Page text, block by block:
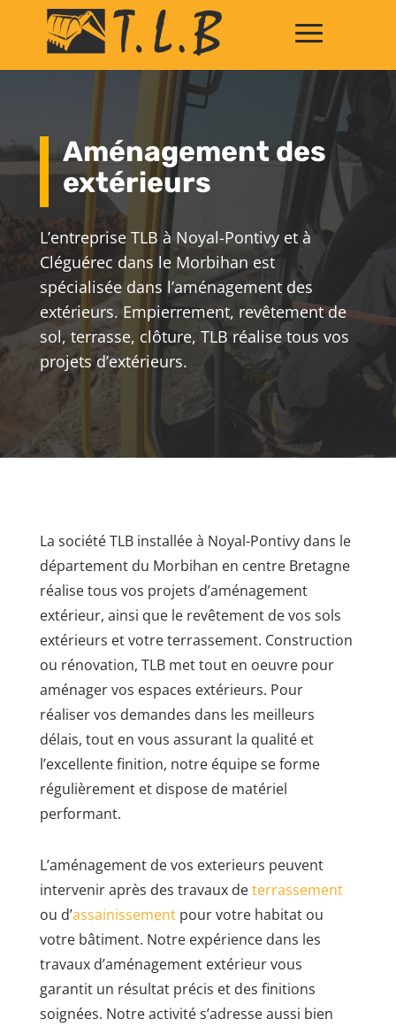
Aménagement des
extérieurs
L’entreprise TLB à Noyal-Pontivy et à
Cléguérec dans le Morbihan est
spécialisée dans l’aménagement des
extérieurs.Empierrement, revêtement de
sol, terrasse, clôture, TLB réalise tous vos
projets d’extérieurs.
La société TLB installée à Noyal-Pontivy dans le
département du Morbihan en centre Bretagne
réalise tous vos projets d’aménagement
extérieur, ainsi que le revêtement de vos sols
extérieurs et votre terrassement. Construction
ou rénovation, TLB met tout en oeuvre pour
aménager vos espaces extérieurs. Pour
réaliser vos demandes dans les meilleurs
délais, tout en vous assurant la qualité et
l’excellente finition, notre équipe se forme
régulièrement et dispose de matériel
performant.
L’aménagement de vos exterieurs peuvent
intervenir après des travaux deterrassement
ou d’assainissementpour votre habitat ou
votre bâtiment. Notre expérience dans les
travaux d’aménagement extérieur vous
garantit un résultat précis et des finitions
soignées. Notre activité s’adresse aussi bien